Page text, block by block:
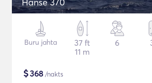
Buru jahta
37 ft
11 m
6
$368 /nakts